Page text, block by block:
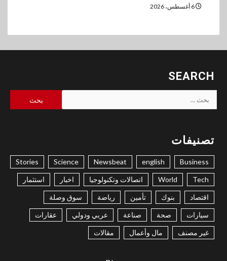
SEARCH
البحث
عن:
تصنيفات
Business
english
Newsbeat
Science
Stories
Tech
World اتصالات وتكنولوجيا اخبار استثمار
اقتصاد بنوك تأمين رياضة سوق وصلة
سيارات صحة صناعة عربي ودولي عقارات
غير مصنف مال وأعمال مقالات